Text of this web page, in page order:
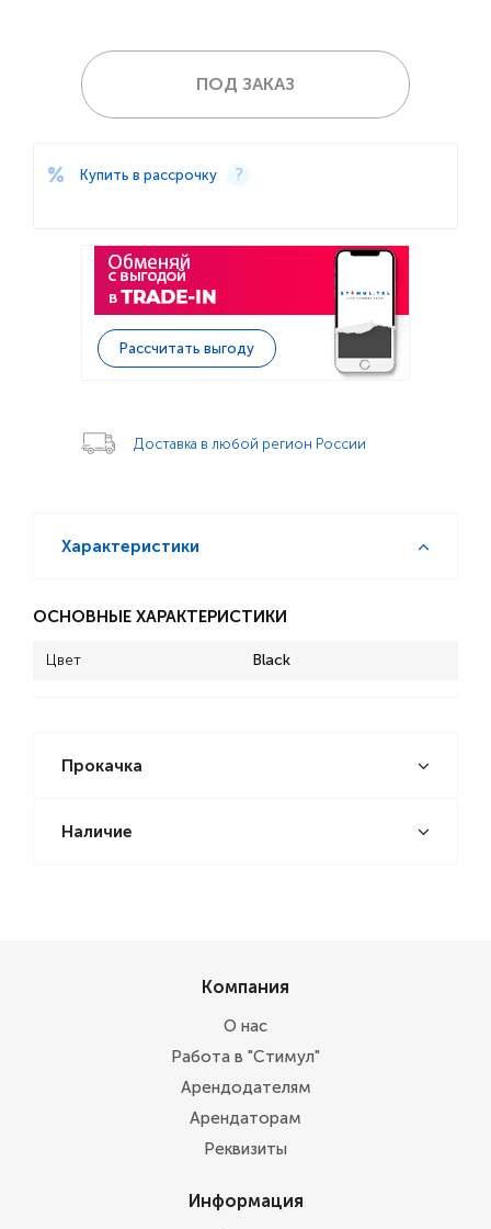
ПОД ЗАКАЗ
Купить в рассрочку
Рассчитать выгоду
Доставка в любой регион России
Характеристики
ОСНОВНЫЕ ХАРАКТЕРИСТИКИ
Цвет Black
Прокачка
Наличие
Компания
О нас
Работа в "Стимул"
Арендодателям
Арендаторам
Реквизиты
Информация